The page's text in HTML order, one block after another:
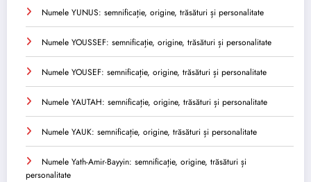
Numele YUNUS: semnificație, origine, trăsături și personalitate
Numele YOUSSEF: semnificație, origine, trăsături și personalitate
Numele YOUSEF: semnificație, origine, trăsături și personalitate
Numele YAUTAH: semnificație, origine, trăsături și personalitate
Numele YAUK: semnificație, origine, trăsături și personalitate
Numele Yath-Amir-Bayyin: semnificație, origine, trăsături și
personalitate